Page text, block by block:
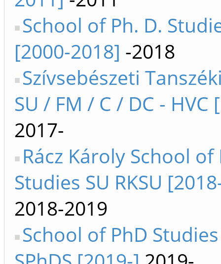
School of Ph. D.
[2000-2018] -2018
Szívsebészeti
SU / FM / C / DC - HVC
2017-
Rácz Károly School of
Studies SU RKSU
2018-2019
School of PhD